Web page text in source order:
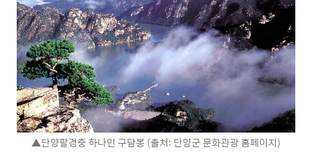
▲단양팔경중 하나인 구담봉 (출처: 단양군 문화관광 홈페이지)